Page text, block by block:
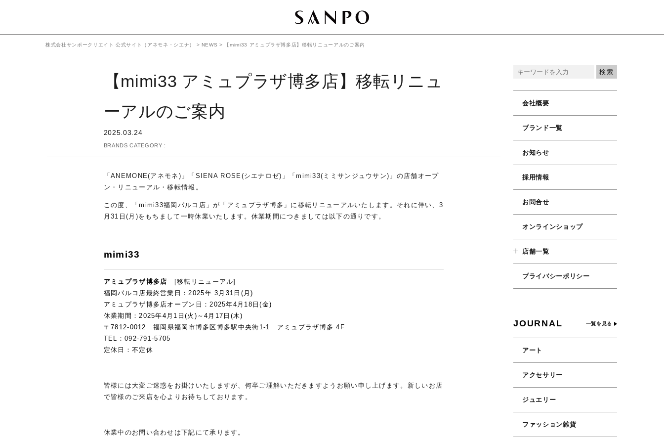
株式会社サンポークリエイト 公式サイト（アネモネ・シエナ） > NEWS > 【mimi33 アミュプラザ博多店】移転リニューアルのご案内
【mimi33 アミュプラザ博多店】移転リニュ
ーアルのご案内
2025.03.24
BRANDS CATEGORY :
「ANEMONE(アネモネ)」「SIENA ROSE(シエナロゼ)」「mimi33(ミミサンジュウサン)」の店舗オープ
ン・リニューアル・移転情報。
この度、「mimi33福岡パルコ店」が「アミュプラザ博多」に移転リニューアルいたします。それに伴い、3
月31日(月)をもちまして一時休業いたします。休業期間につきましては以下の通りです。
mimi33
アミュプラザ博多店
[移転リニューアル]
福岡パルコ店最終営業日：2025年 3月31日(月)
アミュプラザ博多店オープン日：2025年4月18日(金)
休業期間：2025年4月1日(火)～4月17日(木)
〒7812-0012 福岡県福岡市博多区博多駅中央街1-1 アミュプラザ博多 4F
TEL：092-791-5705
定休日：不定休
皆様には大変ご迷惑をお掛けいたしますが、何卒ご理解いただきますようお願い申し上げます。新しいお店
で皆様のご来店を心よりお待ちしております。
休業中のお問い合わせは下記にて承ります。
会社概要
ブランド一覧
お知らせ
採用情報
お問合せ
オンラインショップ
店舗一覧
プライバシーポリシー
JOURNAL 一覧を見る
アート
アクセサリー
ジュエリー
ファッション雑貨